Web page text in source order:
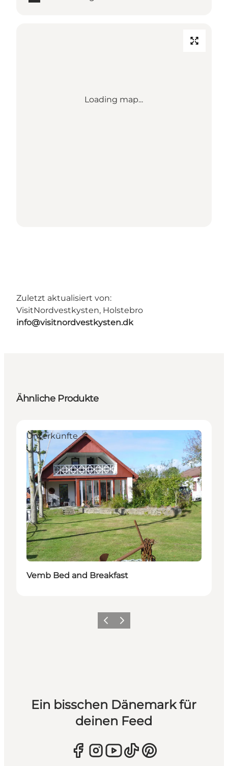
Loading map...
Zuletzt aktualisiert von:
VisitNordvestkysten, Holstebro
info@visitnordvestkysten.dk
Ähnliche Produkte
Unterkünfte
Vemb Bed and Breakfast
ZurückWeiter
Ein bisschen Dänemark für
deinen Feed